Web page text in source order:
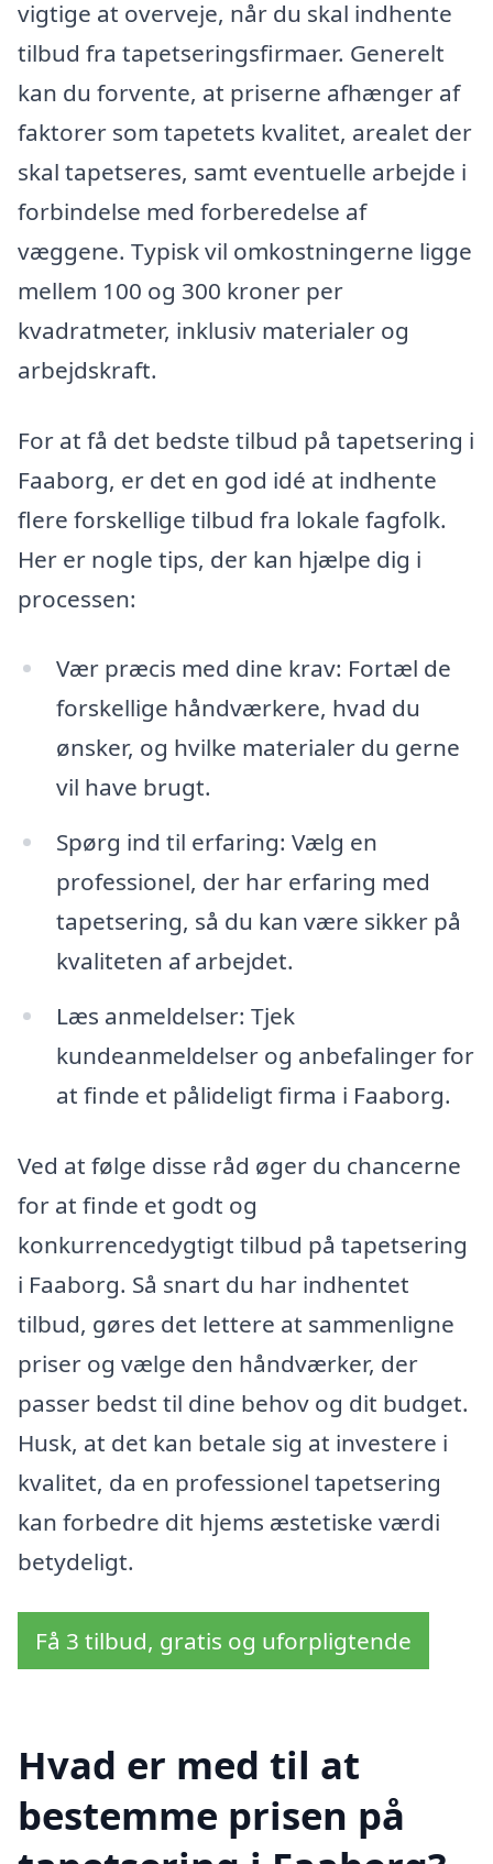
vigtige at overveje, når du skal indhente
tilbud fra tapetseringsfirmaer. Generelt
kan du forvente, at priserne afhænger af
faktorer som tapetets kvalitet, arealet der
skal tapetseres, samt eventuelle arbejde i
forbindelse med forberedelse af
væggene. Typisk vil omkostningerne ligge
mellem 100 og 300 kroner per
kvadratmeter, inklusiv materialer og
arbejdskraft.
For at få det bedste tilbud på tapetsering i
Faaborg, er det en god idé at indhente
flere forskellige tilbud fra lokale fagfolk.
Her er nogle tips, der kan hjælpe dig i
processen:
Vær præcis med dine krav: Fortæl de
forskellige håndværkere, hvad du
ønsker, og hvilke materialer du gerne
vil have brugt.
Spørg ind til erfaring: Vælg en
professionel, der har erfaring med
tapetsering, så du kan være sikker på
kvaliteten af arbejdet.
Læs anmeldelser: Tjek
kundeanmeldelser og anbefalinger for
at finde et pålideligt firma i Faaborg.
Ved at følge disse råd øger du chancerne
for at finde et godt og
konkurrencedygtigt tilbud på tapetsering
i Faaborg. Så snart du har indhentet
tilbud, gøres det lettere at sammenligne
priser og vælge den håndværker, der
passer bedst til dine behov og dit budget.
Husk, at det kan betale sig at investere i
kvalitet, da en professionel tapetsering
kan forbedre dit hjems æstetiske værdi
betydeligt.
Få 3 tilbud, gratis og uforpligtende
Hvad er med til at
bestemme prisen på